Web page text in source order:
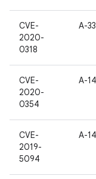
CVE-
2020-
0318
A-
CVE-
2020-
0354
A-
CVE-
2019-
5094
A-